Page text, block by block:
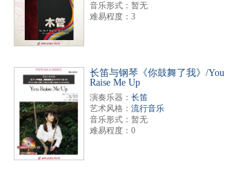
音乐形式：暂无
难易程度：3
长笛与钢琴《你鼓舞了我》/You
Raise Me Up
演奏乐器： 长笛
艺术风格： 流行音乐
音乐形式：暂无
难易程度：0